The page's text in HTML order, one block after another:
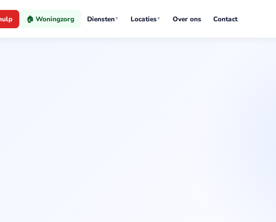
🏠 Woningzorg Diensten▼ Locaties▼ Over ons Contact